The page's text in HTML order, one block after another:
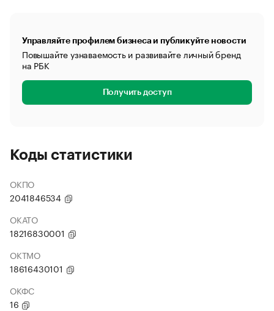
Управляйте профилем бизнеса и публикуйте новости
Повышайте узнаваемость и развивайте личный бренд
на РБК
Получить доступ
Коды статистики
ОКПО
2041846534
ОКАТО
18216830001
ОКТМО
18616430101
ОКФС
16